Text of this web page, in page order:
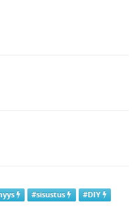
#sisustus
#DIY